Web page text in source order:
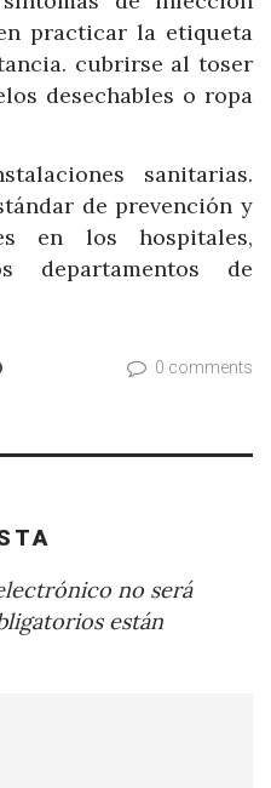
practicar la etiqueta
cubrirse al toser
desechables o ropa
sanitarias.
de prevención y
en los hospitales,
departamentos de
Pinterest 0 comments
no será
están